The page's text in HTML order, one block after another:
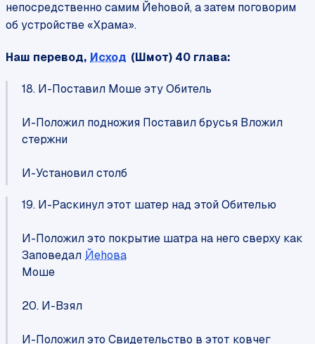
непосредственно самим Йеhовой, а затем поговорим
об устройстве «Храма».
Наш перевод, Исход (Шмот) 40 глава:
18. И-Поставил Моше эту Обитель
И-Положил подножия Поставил брусья Вложил
стержни
И-Установил столб
19. И-Раскинул этот шатер над этой Обителью
И-Положил это покрытие шатра на него сверху как
Заповедал Йеhова
Моше
20. И-Взял
И-Положил это Свидетельство в этот ковчег